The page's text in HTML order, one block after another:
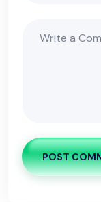
POST